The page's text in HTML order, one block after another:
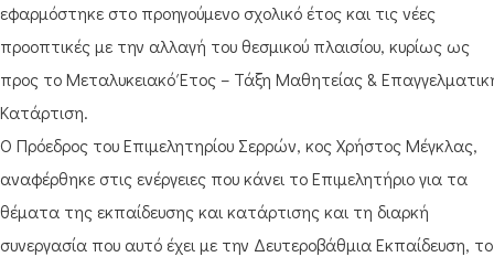
εφαρμόστηκε στο προηγούμενο σχολικό έτος και τις νέες
προοπτικές με την αλλαγή του θεσμικού πλαισίου, κυρίως ως
προς το Μεταλυκειακό Έτος – Τάξη Μαθητείας &
Κατάρτιση.
Ο Πρόεδρος του Επιμελητηρίου Σερρών, κος Χρήστος Μέγκλας,
αναφέρθηκε στις ενέργειες που κάνει το Επιμελητήριο για τα
θέματα της εκπαίδευσης και κατάρτισης και τη διαρκή
συνεργασία που αυτό έχει με την Δευτεροβάθμια Εκπαίδευση, το